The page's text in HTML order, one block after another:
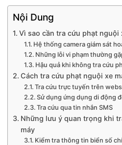
Nội Dung
Vì sao cần tra cứu phạt nguội
Hệ thống camera giám sát
Những lỗi vi phạm thường
Hậu quả khi không tra cứu
Cách tra cứu phạt nguội xe
Tra cứu trực tuyến trên
Sử dụng ứng dụng di động
Tra cứu qua tin nhắn SMS
Những lưu ý quan trọng khi
máy
Kiểm tra thông tin biển số